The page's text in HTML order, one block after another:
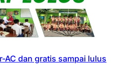
AC dan gratis sampai lulus